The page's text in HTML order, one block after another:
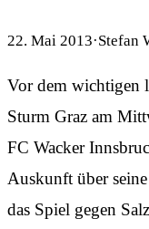
22. Mai 2013·Stefan
Vor dem wichtigen
Sturm Graz am
FC Wacker
Auskunft über
das Spiel gegen